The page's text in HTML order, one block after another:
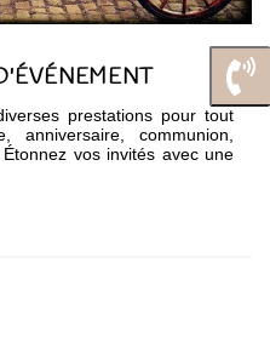
prestations pour tout
anniversaire, communion,
vos invités avec une